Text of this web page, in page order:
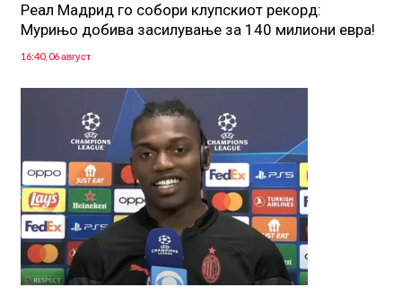
Реал Мадрид го собори клупскиот рекорд:
Мурињо добива засилување за 140 милиони евра!
16:40, 06 август